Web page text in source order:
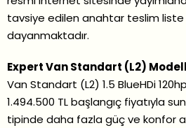
tavsiye edilen anahtar teslim liste
dayanmaktadır.
Expert Van Standart (L2)
Van Standart (L2) 1.5 BlueHDi
1.494.500 TL başlangıç fiyatıyla
tipinde daha fazla güç ve konfor